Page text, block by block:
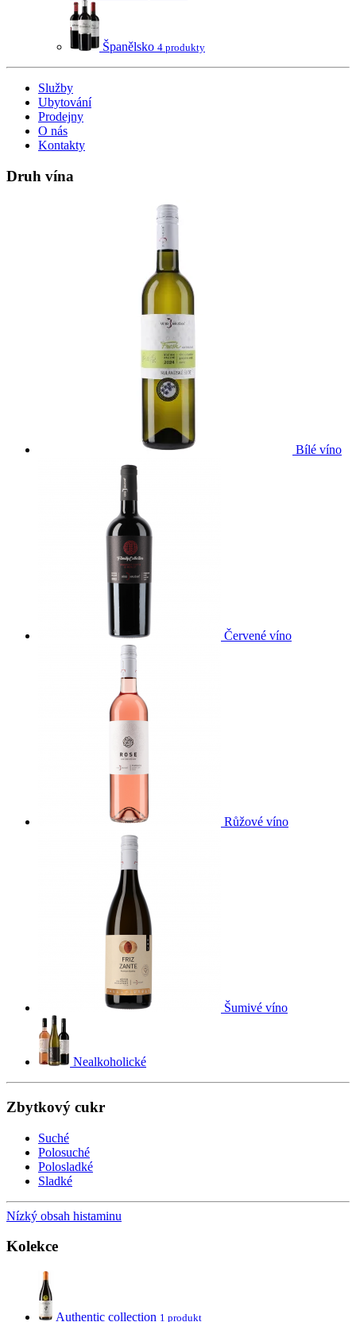
Španělsko 4 produkty
Služby
Ubytování
Prodejny
O nás
Kontakty
Druh vína
Bílé víno
Červené víno
Růžové víno
Šumivé víno
Nealkoholické
Zbytkový cukr
Suché
Polosuché
Polosladké
Sladké
Nízký obsah histaminu
Kolekce
Authentic collection 1 produkt